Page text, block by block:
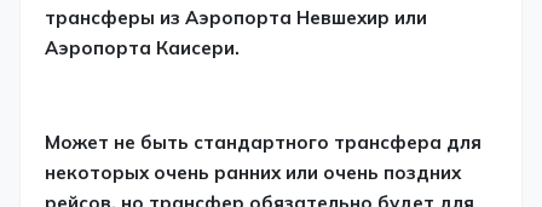
трансферы из Аэропорта Невшехир или
Аэропорта Каисери.
Может не быть стандартного трансфера для
некоторых очень ранних или очень поздних